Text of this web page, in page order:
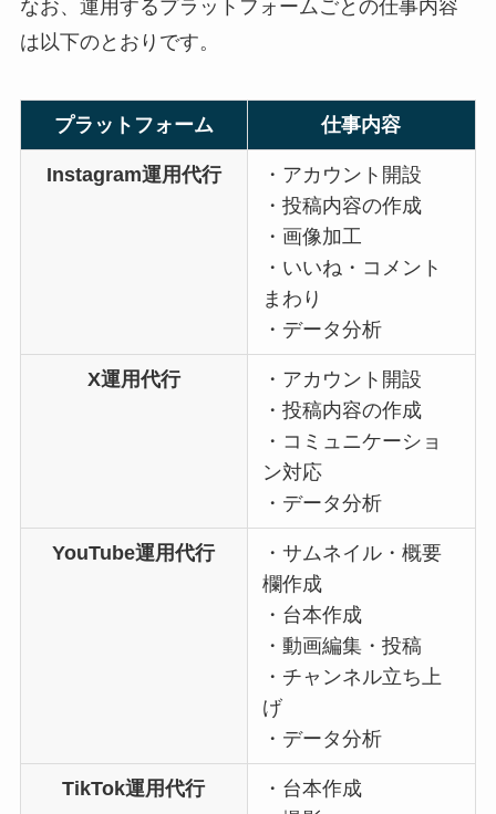
なお、運用するプラットフォームごとの仕事内容
は以下のとおりです。
プラットフォーム 仕事内容
Instagram運用代行
・アカウント開設
・投稿内容の作成
・画像加工
・いいね・コメント
まわり
・データ分析
X運用代行
・アカウント開設
・投稿内容の作成
・コミュニケーショ
ン対応
・データ分析
YouTube運用代行
・サムネイル・概要
欄作成
・台本作成
・動画編集・投稿
・チャンネル立ち上
げ
・データ分析
TikTok運用代行
・台本作成